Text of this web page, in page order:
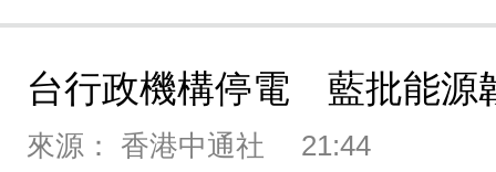
台行政機構停電 藍批能源
來源： 香港中通社 21:44